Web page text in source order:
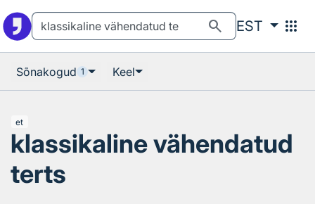
search EST apps
Sõnakogud 1 Keel
et
klassikaline vähendatud
terts